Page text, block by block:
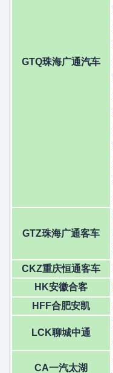
GTQ珠海广通汽车
GTZ珠海广通客车
CKZ重庆恒通客车
HK安徽合客
HFF合肥安凯
LCK聊城中通
CA一汽太湖